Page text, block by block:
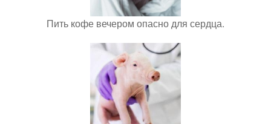
Пить кофе вечером опасно для сердца.